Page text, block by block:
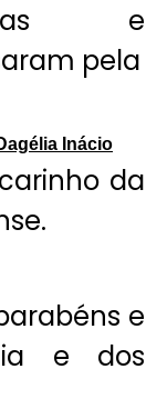
e
pela
Inácio
da
e
e dos